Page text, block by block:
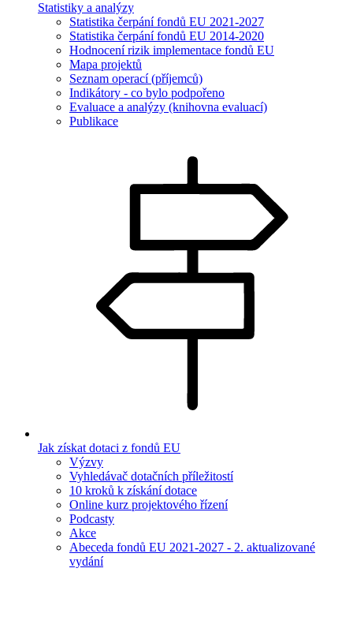
Statistiky a analýzy
Statistika čerpání fondů EU 2021-2027
Statistika čerpání fondů EU 2014-2020
Hodnocení rizik implementace fondů EU
Mapa projektů
Seznam operací (příjemců)
Indikátory - co bylo podpořeno
Evaluace a analýzy (knihovna evaluací)
Publikace
Jak získat dotaci z fondů EU
Výzvy
Vyhledávač dotačních příležitostí
10 kroků k získání dotace
Online kurz projektového řízení
Podcasty
Akce
Abeceda fondů EU 2021-2027 - 2. aktualizované
vydání